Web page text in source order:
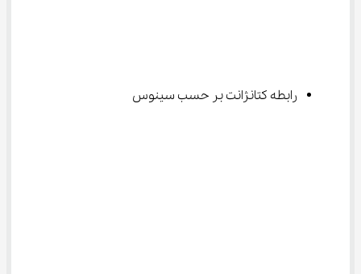
رابطه کتانژانت بر حسب سینوس